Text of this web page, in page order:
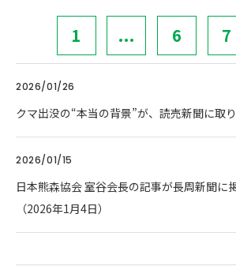
1 ... 6 7
2026/01/26
クマ出没の“本当の背景”が、読売新聞に取
2026/01/15
日本熊森協会 室谷会長の記事が長周新聞に
（2026年1月4日）